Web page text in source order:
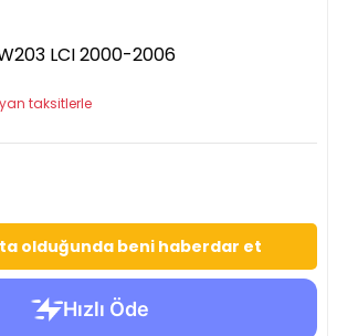
LCI 2000-2006
taksitlerle
olduğunda beni haberdar et